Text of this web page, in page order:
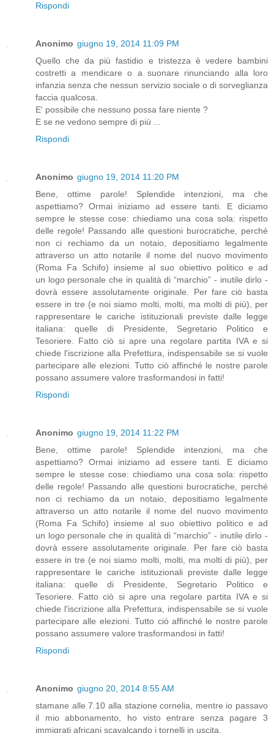
Rispondi
Anonimo giugno 19, 2014 11:09 PM
Quello che da più fastidio e tristezza è vedere bambini
costretti a mendicare o a suonare rinunciando alla loro
infanzia senza che nessun servizio sociale o di sorveglianza
faccia qualcosa.
E' possibile che nessuno possa fare niente ?
E se ne vedono sempre di più ...
Rispondi
Anonimo giugno 19, 2014 11:20 PM
Bene, ottime parole! Splendide intenzioni, ma che
aspettiamo? Ormai iniziamo ad essere tanti. E diciamo
sempre le stesse cose: chiediamo una cosa sola: rispetto
delle regole! Passando alle questioni burocratiche, perché
non ci rechiamo da un notaio, depositiamo legalmente
attraverso un atto notarile il nome del nuovo movimento
(Roma Fa Schifo) insieme al suo obiettivo politico e ad
un logo personale che in qualità di “marchio” - inutile dirlo -
dovrà essere assolutamente originale. Per fare ciò basta
essere in tre (e noi siamo molti, molti, ma molti di più), per
rappresentare le cariche istituzionali previste dalle legge
italiana: quelle di Presidente, Segretario Politico e
Tesoriere. Fatto ciò si apre una regolare partita IVA e si
chiede l'iscrizione alla Prefettura, indispensabile se si vuole
partecipare alle elezioni. Tutto ciò affinché le nostre parole
possano assumere valore trasformandosi in fatti!
Rispondi
Anonimo giugno 19, 2014 11:22 PM
Bene, ottime parole! Splendide intenzioni, ma che
aspettiamo? Ormai iniziamo ad essere tanti. E diciamo
sempre le stesse cose: chiediamo una cosa sola: rispetto
delle regole! Passando alle questioni burocratiche, perché
non ci rechiamo da un notaio, depositiamo legalmente
attraverso un atto notarile il nome del nuovo movimento
(Roma Fa Schifo) insieme al suo obiettivo politico e ad
un logo personale che in qualità di “marchio” - inutile dirlo -
dovrà essere assolutamente originale. Per fare ciò basta
essere in tre (e noi siamo molti, molti, ma molti di più), per
rappresentare le cariche istituzionali previste dalle legge
italiana: quelle di Presidente, Segretario Politico e
Tesoriere. Fatto ciò si apre una regolare partita IVA e si
chiede l'iscrizione alla Prefettura, indispensabile se si vuole
partecipare alle elezioni. Tutto ciò affinché le nostre parole
possano assumere valore trasformandosi in fatti!
Rispondi
Anonimo giugno 20, 2014 8:55 AM
stamane alle 7.10 alla stazione cornelia, mentre io passavo
il mio abbonamento, ho visto entrare senza pagare 3
immigrati africani scavalcando i tornelli in uscita.